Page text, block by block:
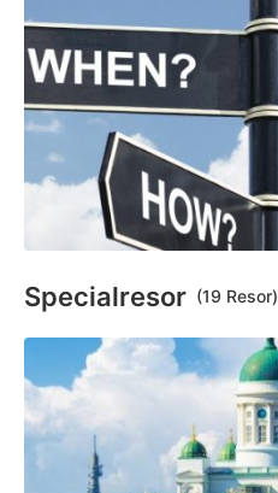
Specialresor (19 Resor)